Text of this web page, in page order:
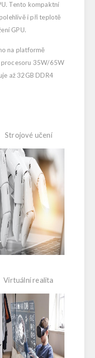
Tento kompaktní
i při teplotě
GPU.
na platformě
35W/65W
až 32GB DDR4
Strojové učení
Virtuální realita